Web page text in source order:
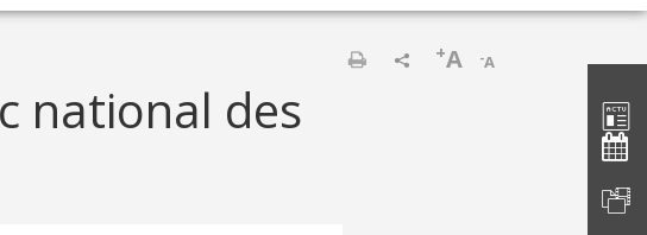
-A
+A
national des